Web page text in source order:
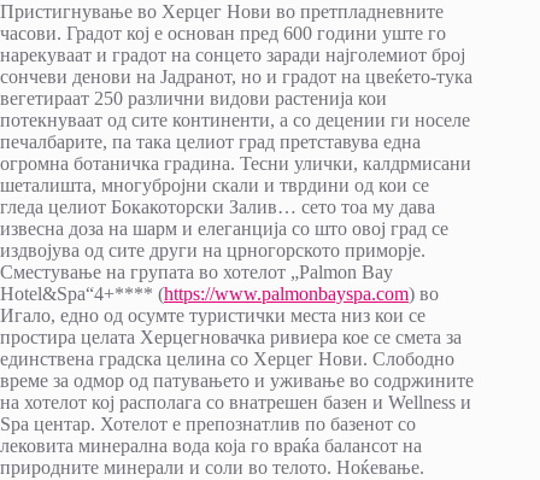
Пристигнување во Херцег Нови во претпладневните
часови. Градот кој е основан пред 600 години уште го
нарекуваат и градот на сонцето заради најголемиот број
сончеви денови на Јадранот, но и градот на цвеќето-тука
вегетираат 250 различни видови растенија кои
потекнуваат од сите континенти, а со децении ги носеле
печалбарите, па така целиот град претставува една
огромна ботаничка градина. Тесни улички, калдрмисани
шеталишта, многубројни скали и тврдини од кои се
гледа целиот Бокакоторски Залив… сето тоа му дава
извесна доза на шарм и елеганција со што овој град се
издвојува од сите други на црногорското приморје.
Сместување на групата во хотелот „Palmon Bay
Hotel&Spa“4+**** (https://www.palmonbayspa.com) во
Игало, едно од осумте туристички места низ кои се
простира целата Херцегновачка ривиера кое се смета за
единствена градска целина со Херцег Нови. Слободно
време за одмор од патувањето и уживање во содржините
на хотелот кој располага со внатрешен базен и Wellness и
Spa центар. Хотелот е препознатлив по базенот со
лековита минерална вода која го враќа балансот на
природните минерали и соли во телото. Ноќевање.